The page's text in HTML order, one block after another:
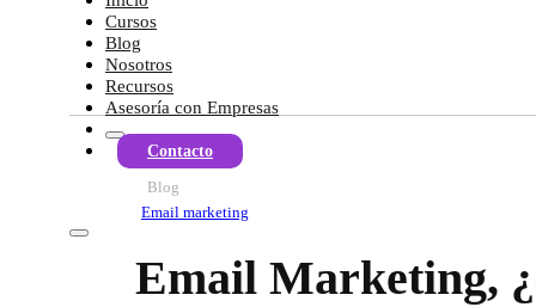
Cursos
Blog
Nosotros
Recursos
Asesoría con Empresas
Contacto
Blog
Email marketing
Email Marketing,